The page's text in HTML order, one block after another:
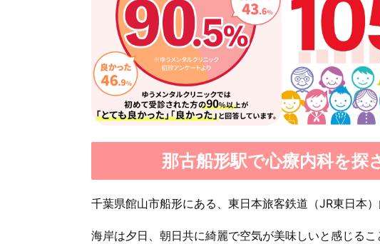
那古船形駅で心療内科を探
千葉県館山市船形にある、東日本旅客鉄道（JR東日本）
海岸は夕日、朝日共に綺麗で空気が美味しいと感じる